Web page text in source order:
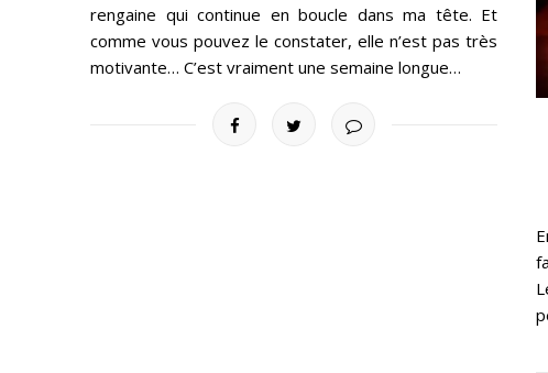
rengaine qui continue en boucle dans ma tête. Et
comme vous pouvez le constater, elle n’est pas très
motivante… C’est vraiment une semaine longue…